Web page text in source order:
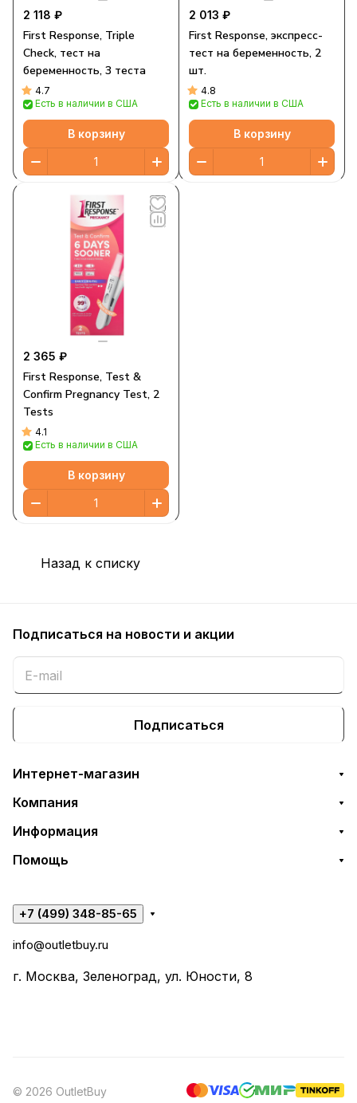
2 118 ₽
First Response, Triple
Check, тест на
беременность, 3 теста
4.7
Есть в наличии в США
В корзину
2 013 ₽
First Response, экспресс-
тест на беременность, 2
шт.
4.8
Есть в наличии в США
В корзину
2 365 ₽
First Response, Test &
Confirm Pregnancy Test, 2
Tests
4.1
Есть в наличии в США
В корзину
Назад к списку
Подписаться на новости и акции
Подписаться
Интернет-магазин
Компания
Информация
Помощь
+7 (499) 348-85-65
info@outletbuy.ru
г. Москва, Зеленоград, ул. Юности, 8
© 2026 OutletBuy